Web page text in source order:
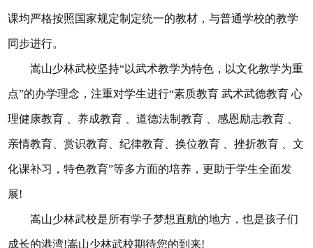
课均严格按照国家规定制定统一的教材，与普通学校的教学
同步进行。
嵩山少林武校坚持“以武术教学为特色，以文化教学为重
点”的办学理念，注重对学生进行“素质教育 武术武德教育 心
理健康教育 、养成教育 、道德法制教育 、感恩励志教育 、
亲情教育、赏识教育、纪律教育、换位教育 、挫折教育 、文
化课补习，特色教育”等多方面的培养，更助于学生全面发
展!
嵩山少林武校是所有学子梦想直航的地方，也是孩子们
成长的港湾!嵩山少林武校期待您的到来!